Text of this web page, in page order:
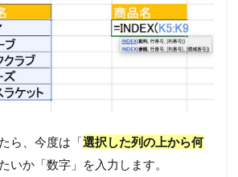
ら、今度は「選択した列の上から何
いか「数字」を入力します。